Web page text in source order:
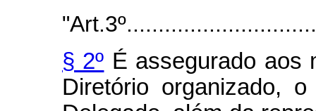
§ 2º É assegurado aos
Diretório organizado,